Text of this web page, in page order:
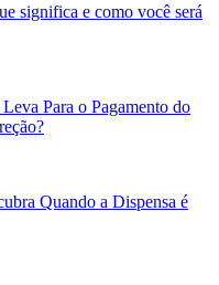
significa e como você será
Para o Pagamento do
Quando a Dispensa é